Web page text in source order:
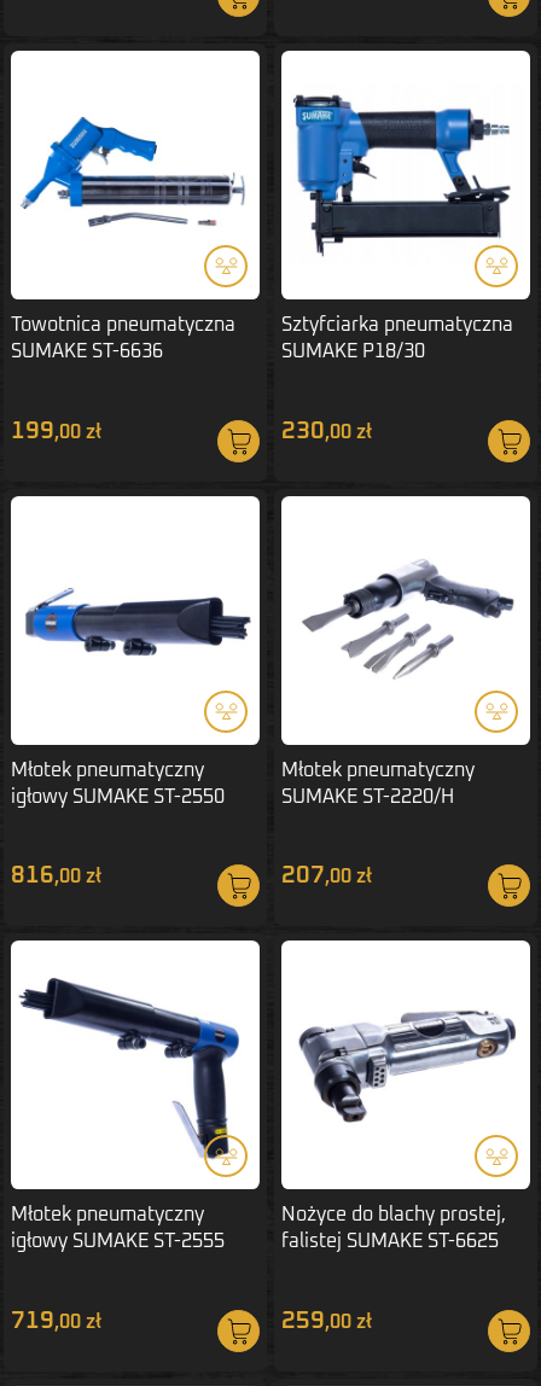
Towotnica pneumatyczna
SUMAKE ST-6636
199,00 zł
Sztyfciarka pneumatyczna
SUMAKE P18/30
230,00 zł
Młotek pneumatyczny
igłowy SUMAKE ST-2550
816,00 zł
Młotek pneumatyczny
SUMAKE ST-2220/H
207,00 zł
Młotek pneumatyczny
igłowy SUMAKE ST-2555
719,00 zł
Nożyce do blachy prostej,
falistej SUMAKE ST-6625
259,00 zł